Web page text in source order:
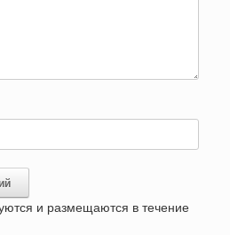
и размещаются в течение